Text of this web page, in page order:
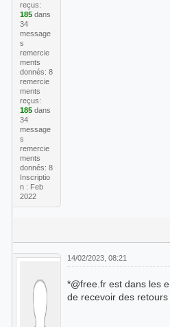
reçus:
185dans
34
message
s
remercie
ments
donnés: 8
remercie
ments
reçus:
185dans
34
message
s
remercie
ments
donnés: 8
Inscriptio
n : Feb
2022
14/02/2023, 08:21
*@free.fr est dans les
de recevoir des retours